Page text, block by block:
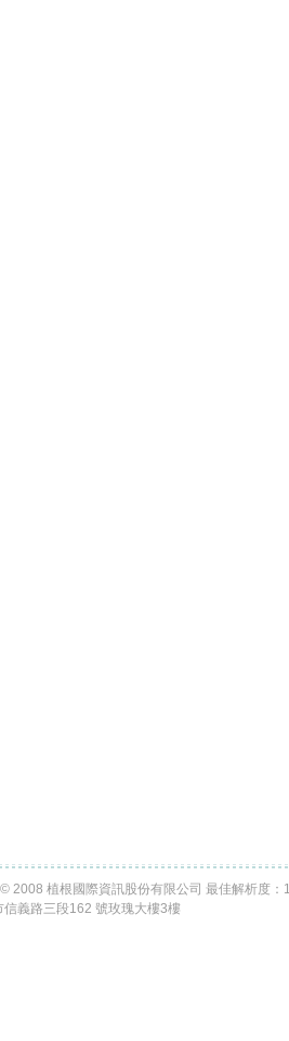
2008 植根國際資訊股份有限公司 最佳解析度：
信義路三段162 號玫瑰大樓3樓